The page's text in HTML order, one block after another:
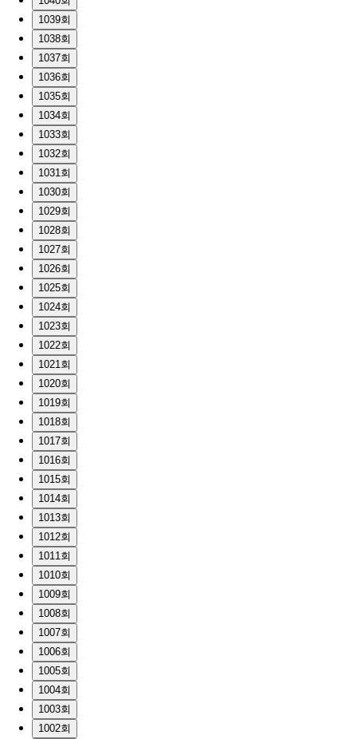
1039회
1038회
1037회
1036회
1035회
1034회
1033회
1032회
1031회
1030회
1029회
1028회
1027회
1026회
1025회
1024회
1023회
1022회
1021회
1020회
1019회
1018회
1017회
1016회
1015회
1014회
1013회
1012회
1011회
1010회
1009회
1008회
1007회
1006회
1005회
1004회
1003회
1002회